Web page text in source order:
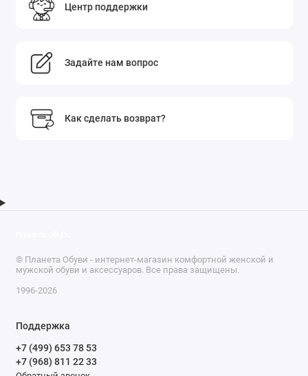
Центр поддержки
Задайте нам вопрос
Как сделать возврат?
© Планета Обуви - интернет-магазин комфортной женской и
мужской обуви и аксессуаров. Все права защищены.
1996-2026
Поддержка
+7 (499) 653 78 53
+7 (968) 811 22 33